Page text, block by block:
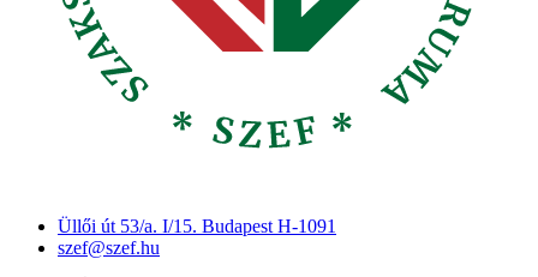
Üllői út 53/a. I/15. Budapest H-1091
szef@szef.hu